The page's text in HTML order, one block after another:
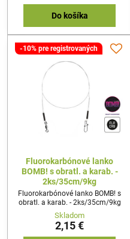
Do košíka
-10% pre registrovaných
Fluorokarbónové lanko
BOMB! s obratl. a karab. -
2ks/35cm/9kg
Fluorokarbónové lanko BOMB! s
obratl. a karab. - 2ks/35cm/9kg
Skladom
2,15 €